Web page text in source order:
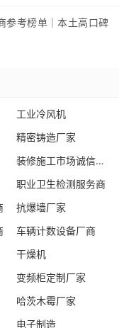
参考榜单｜本土高口碑
工业冷风机
精密铸造厂家
装修施工市场诚信服务商
职业卫生检测服务商
抗爆墙厂家
车辆计数设备厂商
干燥机
变频柜定制厂家
哈茨木霉厂家
电子制造